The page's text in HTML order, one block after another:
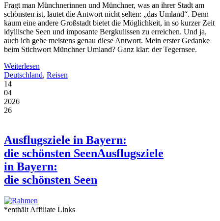
Fragt man Münchnerinnen und Münchner, was an ihrer Stadt am
schönsten ist, lautet die Antwort nicht selten: „das Umland“. Denn
kaum eine andere Großstadt bietet die Möglichkeit, in so kurzer Zeit
idyllische Seen und imposante Bergkulissen zu erreichen. Und ja,
auch ich gebe meistens genau diese Antwort. Mein erster Gedanke
beim Stichwort Münchner Umland? Ganz klar: der Tegernsee.
Weiterlesen
Deutschland, Reisen
14
04
2026
26
Ausflugsziele in Bayern:
die schönsten SeenAusflugsziele
in Bayern:
die schönsten Seen
*enthält Affiliate Links